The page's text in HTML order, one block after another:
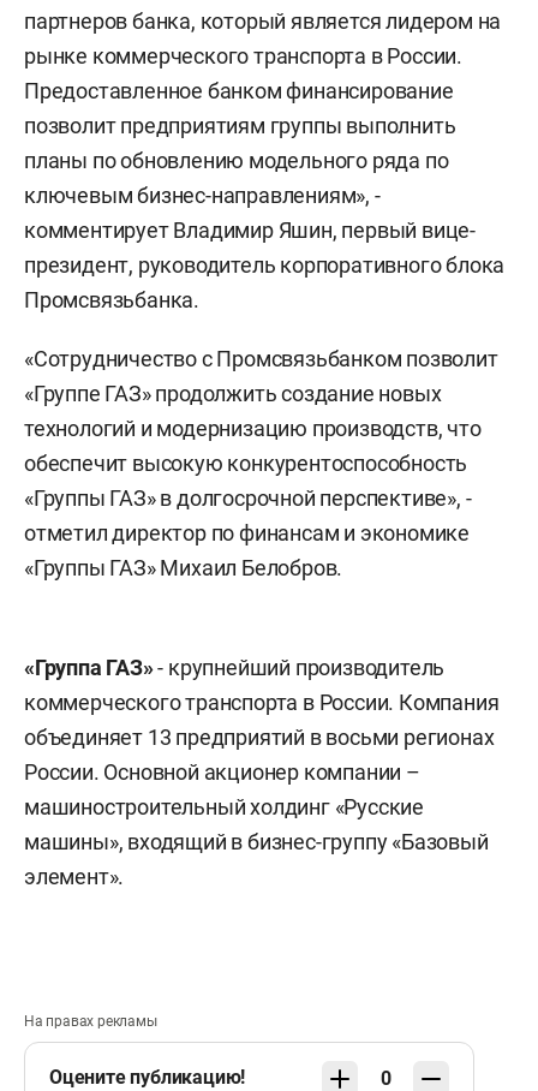
партнеров банка, который является лидером на
рынке коммерческого транспорта в России.
Предоставленное банком финансирование
позволит предприятиям группы выполнить
планы по обновлению модельного ряда по
ключевым бизнес-направлениям», -
комментирует Владимир Яшин, первый вице-
президент, руководитель корпоративного блока
Промсвязьбанка.
«Сотрудничество с Промсвязьбанком позволит
«Группе ГАЗ» продолжить создание новых
технологий и модернизацию производств, что
обеспечит высокую конкурентоспособность
«Группы ГАЗ» в долгосрочной перспективе», -
отметил директор по финансам и экономике
«Группы ГАЗ» Михаил Белобров.
«Группа ГАЗ»- крупнейший производитель
коммерческого транспорта в России. Компания
объединяет 13 предприятий в восьми регионах
России. Основной акционер компании –
машиностроительный холдинг «Русские
машины», входящий в бизнес-группу «Базовый
элемент».
На правах рекламы
Оцените публикацию! 0